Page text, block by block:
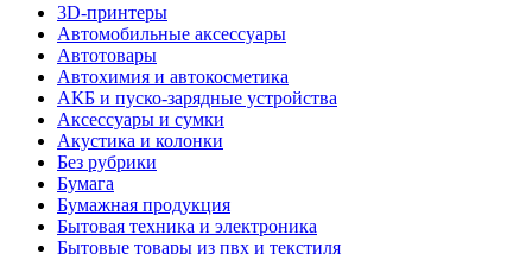
3D-принтеры
Автомобильные аксессуары
Автотовары
Автохимия и автокосметика
АКБ и пуско-зарядные устройства
Аксессуары и сумки
Акустика и колонки
Без рубрики
Бумага
Бумажная продукция
Бытовая техника и электроника
Бытовые товары из пвх и текстиля